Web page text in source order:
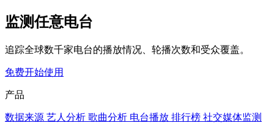
监测任意电台
追踪全球数千家电台的播放情况、轮播次数和受众覆盖。
免费开始使用
产品
数据来源 艺人分析 歌曲分析 电台播放 排行榜 社交媒体监测